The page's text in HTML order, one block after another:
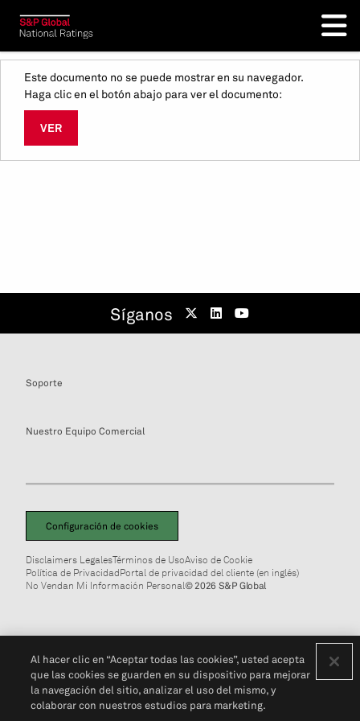
Este documento no se puede mostrar en su navegador.
Haga clic en el botón abajo para ver el documento:
VER
Síganos
Soporte
Nuestro Equipo Comercial
Configuración de cookies
Disclaimers LegalesTérminos de UsoAviso de Cookie
Política de PrivacidadPortal de privacidad del cliente (en inglés)
No Vendan Mi Información Personal© 2026 S&P Global
Al hacer clic en “Aceptar todas las cookies”, usted acepta
que las cookies se guarden en su dispositivo para mejorar
la navegación del sitio, analizar el uso del mismo, y
colaborar con nuestros estudios para marketing.